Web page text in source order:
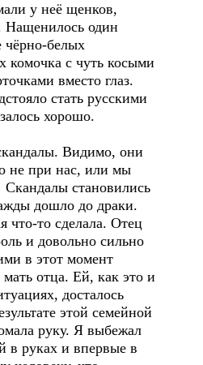
у неё щенков,
Нащенилось один
белых
комочка с чуть косыми
вместо глаз.
стать русскими
хорошо.
Видимо, они
не при нас, или мы
становились
дошло до драки.
что-то сделала. Отец
и довольно сильно
в этот момент
отца. Ей, как это и
досталось
этой семейной
руку. Я выбежал
в руках и впервые в